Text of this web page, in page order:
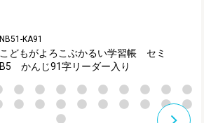
NB51-KA91
こどもがよろこぶかるい学習帳 セミ
B5 かんじ91字リーダー入り